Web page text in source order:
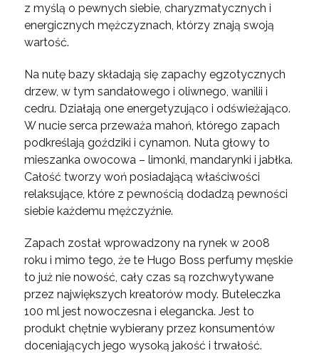
z myślą o pewnych siebie, charyzmatycznych i
energicznych mężczyznach, którzy znają swoją
wartość.
Na nutę bazy składają się zapachy egzotycznych
drzew, w tym sandałowego i oliwnego, wanilii i
cedru. Działają one energetyzująco i odświeżająco.
W nucie serca przeważa mahoń, którego zapach
podkreślają goździki i cynamon. Nuta głowy to
mieszanka owocowa – limonki, mandarynki i jabłka.
Całość tworzy woń posiadającą właściwości
relaksujące, które z pewnością dodadzą pewności
siebie każdemu mężczyźnie.
Zapach został wprowadzony na rynek w 2008
roku i mimo tego, że te Hugo Boss perfumy męskie
to już nie nowość, cały czas są rozchwytywane
przez największych kreatorów mody. Buteleczka
100 ml jest nowoczesna i elegancka. Jest to
produkt chętnie wybierany przez konsumentów
doceniających jego wysoką jakość i trwałość.